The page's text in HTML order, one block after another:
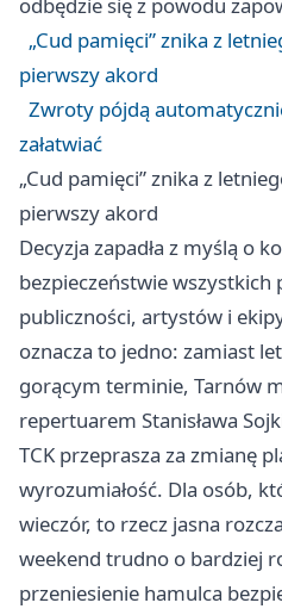
odbędzie się z powodu
„Cud pamięci” znika z
pierwszy akord
Zwroty pójdą
załatwiać
„Cud pamięci” znika z
pierwszy akord
Decyzja zapadła z myślą o
bezpieczeństwie wszystkich
publiczności, artystów i
oznacza to jedno: zamiast
gorącym terminie, Tarnów
repertuarem Stanisława
TCK przeprasza za zmianę
wyrozumiałość. Dla osób,
wieczór, to rzecz jasna
weekend trudno o bardziej
przeniesienie hamulca